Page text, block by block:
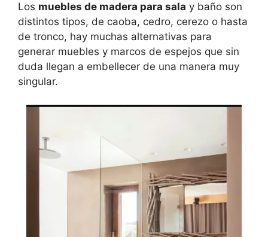
Los muebles de madera para sala y baño son
distintos tipos, de caoba, cedro, cerezo o hasta
de tronco, hay muchas alternativas para
generar muebles y marcos de espejos que sin
duda llegan a embellecer de una manera muy
singular.